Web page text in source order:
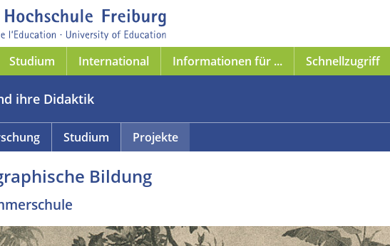
Studium International Informationen für ... Schnellzugriff
ihre Didaktik
Studium Projekte
Bildung